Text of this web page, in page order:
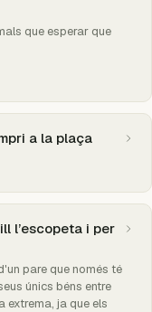
que esperar que
a la plaça
l’escopeta i per
pare que només té
únics béns entre
extrema, ja que els